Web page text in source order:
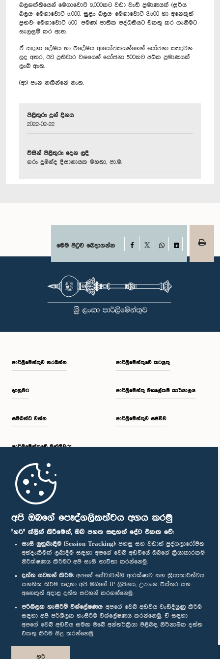
අපි ඔබගේ පෞද්ගලිකත්වය අගය කරමු
"හරි" ක්ලික් කිරීමෙන්, ඔබ පහත සඳහන් දේට එකඟ වේ:
සැසි ලුහුබැඳීම (Session Tracking): පහසු සහ වඩාත් පුද්ගලාරෝපිත
අත්දැකීමක් ලබාදීම සඳහා අපගේ වෙබ් අඩවියේ ඔබගේ ක්‍රියාකාරකම්
නිරීක්ෂණය කිරීමට අපි සැසි භාවිතා කරන්නෙමු.
දත්ත සටහන් කිරීම: අපගේ සේවාවන්හි ආරක්ෂාව සහ ක්‍රියාකාරීත්වය
සහතික කිරීම සඳහා අපි ඔබගේ IP ලිපිනය, උපාංග විස්තර සහ
අනෙකුත් අදාළ දත්ත සටහන් කරගන්නෙමු.
පරිශීලක හැසිරීම් විශ්ලේෂණය: අපගේ වෙබ් අඩවිය වැඩිදියුණු කිරීම
සඳහා අපි පරිශීලක හැසිරීම විශ්ලේෂණය කරන්නෙමු. ඒ සඳහා
අපගේ වෙබ් අඩවිය සමඟ ඔබේ අන්තර්ක්‍රියා පිළිබඳ නිර්නාමික දත්ත
එකතු කිරීම සිදු කරන්නෙමු.
හරි
බලශක්තියෙන් මෙගාවොට් 9,000කට වඩා වැඩි ප්‍රමාණයක් (සූර්ය
බලය: මෙගාවොට් 5,000, සුළං බලය: මෙගාවොට් 3,500 හා අනෙකුත්
ප්‍රභව: මෙගාවොට් 500 පමණ) ජාතික පද්ධතියට එකතු කර ගැනීමට
සැලසුම් කර ඇත.
ඒ සඳහා දේශීය හා විදේශීය ආයෝජකයන්ගෙන් යෝජනා කැඳවන
ලද අතර, ඊට ප්‍රතිචාර වශයෙන් යෝජනා 500කට අධික ප්‍රමාණයක්
ලැබී ඇත.
(ආ) පැන නඟින්නේ නැත.
පිළිතුරු දුන් දිනය
2022-02-22
විසින් පිළිතුරු දෙන ලදී
ගරු දුමින්ද දිසානායක මහතා, පා.ම.
මෙම පිටුව බෙදාගන්න Facebook
WhatsAppLinkedIn
පාර්ලි‌මේන්තුව නරඹන්න
දැනුමට
සම්බන්ධ වන්න
පාර්ලි‌මේන්තුවේ මන්ත්‍රීවරු
මුල් පිටුව
පාර්ලිමේන්තුවේ කටයුතු
පාර්ලිමේන්තු මහලේකම් කාර්යාලය
පාර්ලිමේන්තුව සජීවීව
පාර්ලිමේන්තු ජංගම යෙදුම
අප හා සම්බන්ධ වී සිටින්න :
සම්මාන
පෞද්ගලිකත්ව ප්‍රතිපත්තිය